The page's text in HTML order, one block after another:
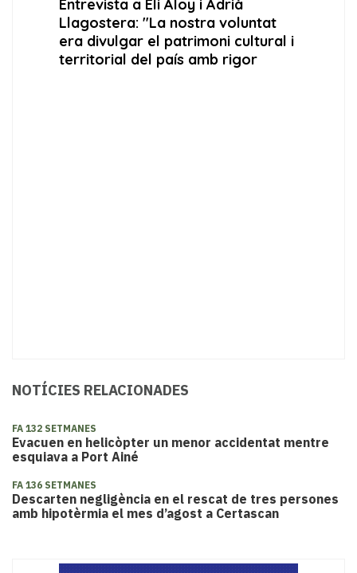
NOTÍCIES RELACIONADES
FA 132 SETMANES
Evacuen en helicòpter un menor accidentat mentre
esquiava a Port Ainé
FA 136 SETMANES
Descarten negligència en el rescat de tres persones
amb hipotèrmia el mes d’agost a Certascan